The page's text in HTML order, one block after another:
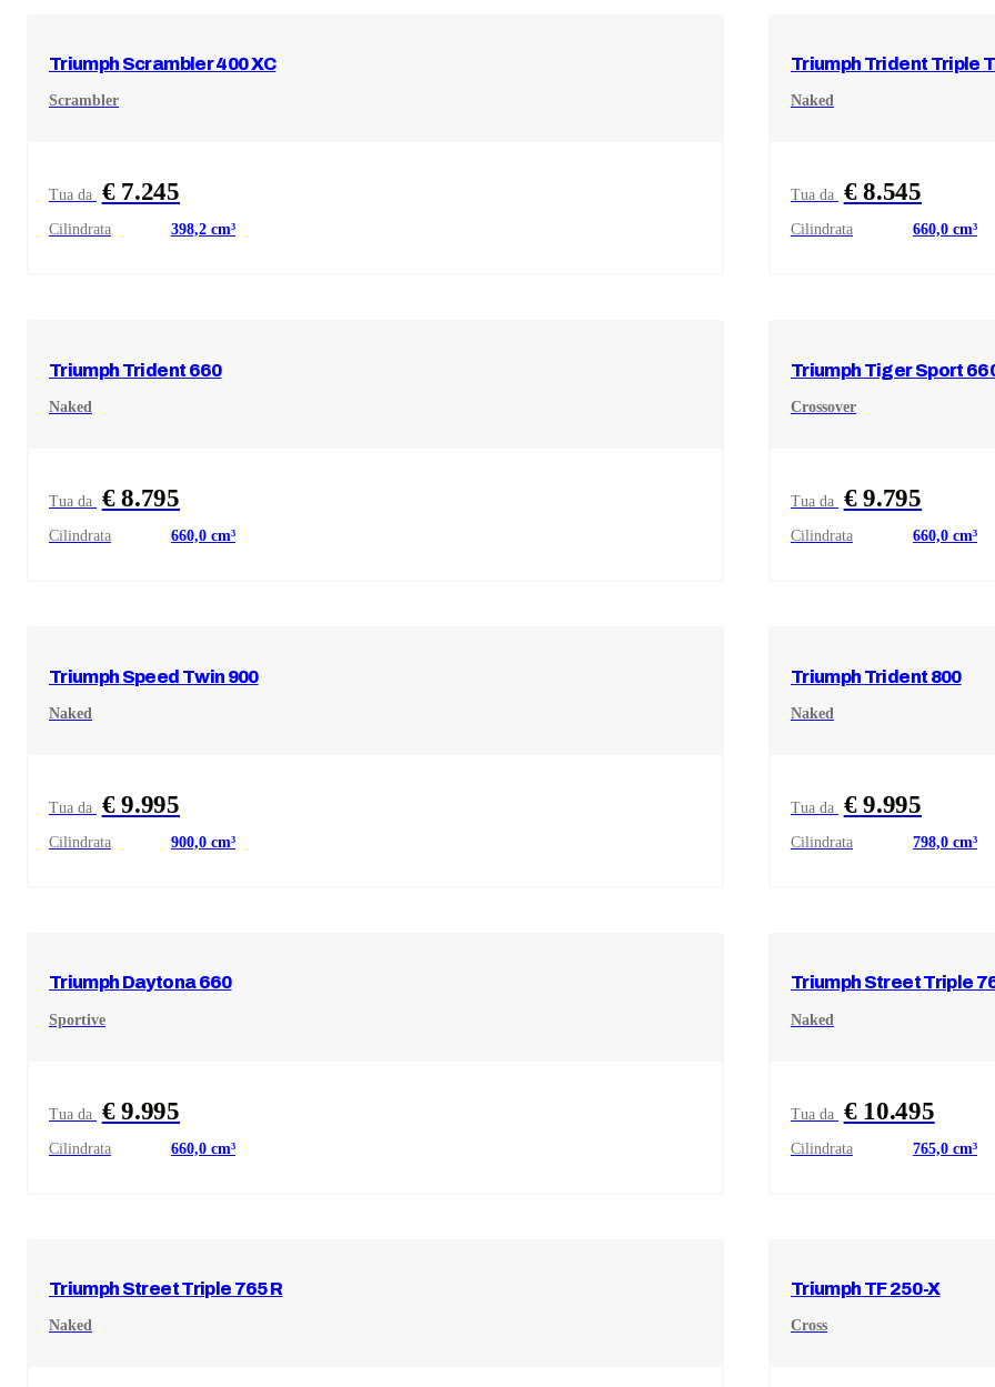
Triumph Scrambler 400 XC
Scrambler
Tua da € 7.245
Cilindrata 398,2 cm³
Triumph Trident Triple
Naked
Tua da € 8.545
Cilindrata 660,0 cm³
Triumph Trident 660
Naked
Tua da € 8.795
Cilindrata 660,0 cm³
Triumph Tiger Sport
Crossover
Tua da € 9.795
Cilindrata 660,0 cm³
Triumph Speed Twin 900
Naked
Tua da € 9.995
Cilindrata 900,0 cm³
Triumph Trident 800
Naked
Tua da € 9.995
Cilindrata 798,0 cm³
Triumph Daytona 660
Sportive
Tua da € 9.995
Cilindrata 660,0 cm³
Triumph Street Triple
Naked
Tua da € 10.495
Cilindrata 765,0 cm³
Triumph Street Triple 765 R
Naked
Triumph TF 250-X
Cross